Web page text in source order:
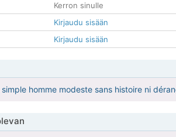
Kerron sinulle
Kirjaudu sisään
Kirjaudu sisään
homme modeste sans histoire ni